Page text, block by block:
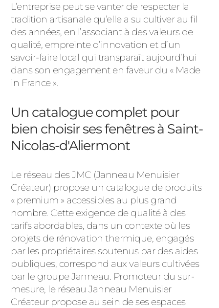
L’entreprise peut se vanter de respecter la
tradition artisanale qu’elle a su cultiver au fil
des années, en l’associant à des valeurs de
qualité, empreinte d’innovation et d’un
savoir-faire local qui transparaît aujourd’hui
dans son engagement en faveur du « Made
in France ».
Un catalogue complet pour
bien choisir ses fenêtres à Saint-
Nicolas-d'Aliermont
Le réseau des JMC (Janneau Menuisier
Créateur) propose un catalogue de produits
« premium » accessibles au plus grand
nombre. Cette exigence de qualité à des
tarifs abordables, dans un contexte où les
projets de rénovation thermique, engagés
par les propriétaires soutenus par des aides
publiques, correspond aux valeurs cultivées
par le groupe Janneau. Promoteur du sur-
mesure, le réseau Janneau Menuisier
Créateur propose au sein de ses espaces
ACIER